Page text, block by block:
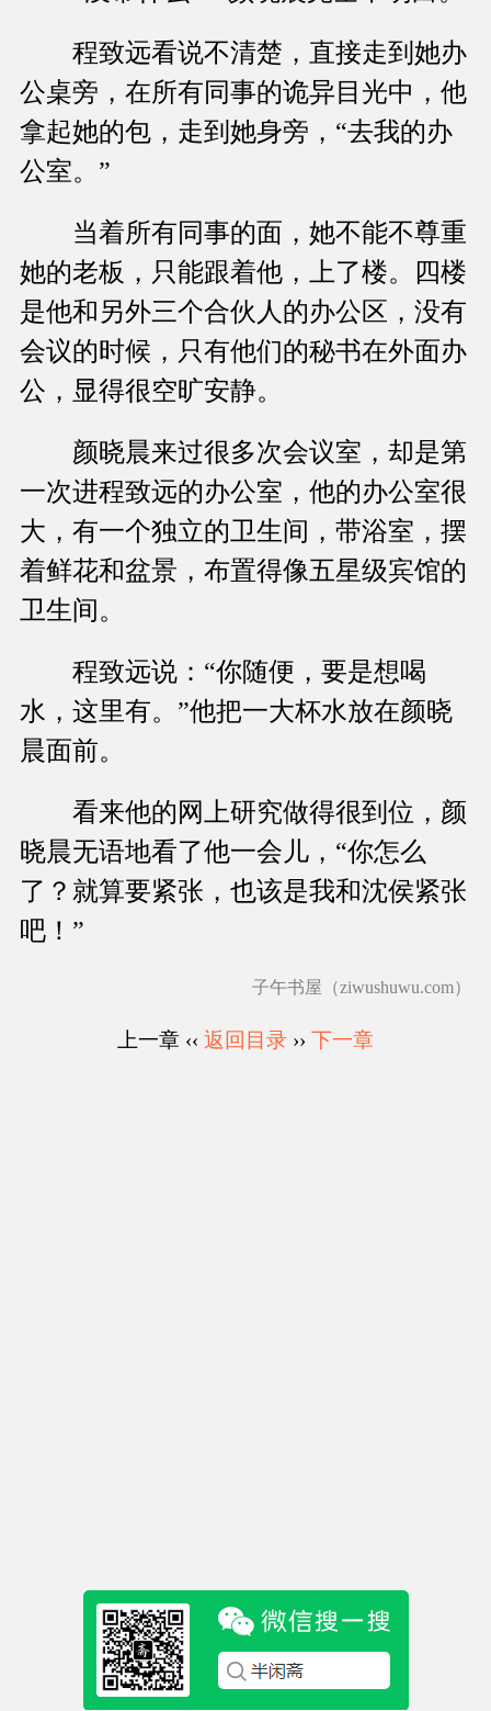
程致远看说不清楚，直接走到她办
公桌旁，在所有同事的诡异目光中，他
拿起她的包，走到她身旁，“去我的办
公室。”
当着所有同事的面，她不能不尊重
她的老板，只能跟着他，上了楼。四楼
是他和另外三个合伙人的办公区，没有
会议的时候，只有他们的秘书在外面办
公，显得很空旷安静。
颜晓晨来过很多次会议室，却是第
一次进程致远的办公室，他的办公室很
大，有一个独立的卫生间，带浴室，摆
着鲜花和盆景，布置得像五星级宾馆的
卫生间。
程致远说：“你随便，要是想喝
水，这里有。”他把一大杯水放在颜晓
晨面前。
看来他的网上研究做得很到位，颜
晓晨无语地看了他一会儿，“你怎么
了？就算要紧张，也该是我和沈侯紧张
吧！”
子午书屋（ziwushuwu.com）
上一章 ‹‹ 返回目录 ›› 下一章